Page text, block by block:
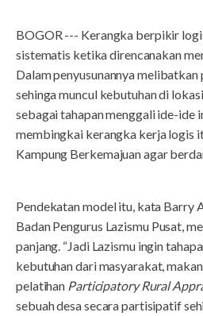
BOGOR --- Kerangka berpikir
sistematis ketika direncanakan
Dalam penyusunannya
sehinga muncul kebutuhan di
sebagai tahapan menggali ide-ide
membingkai kerangka kerja logis
Kampung Berkemajuan agar
Pendekatan model itu, kata Barry
Badan Pengurus Lazismu Pusat,
panjang. “Jadi Lazismu ingin
kebutuhan dari masyarakat,
pelatihan Participatory Rural
sebuah desa secara partisipatif